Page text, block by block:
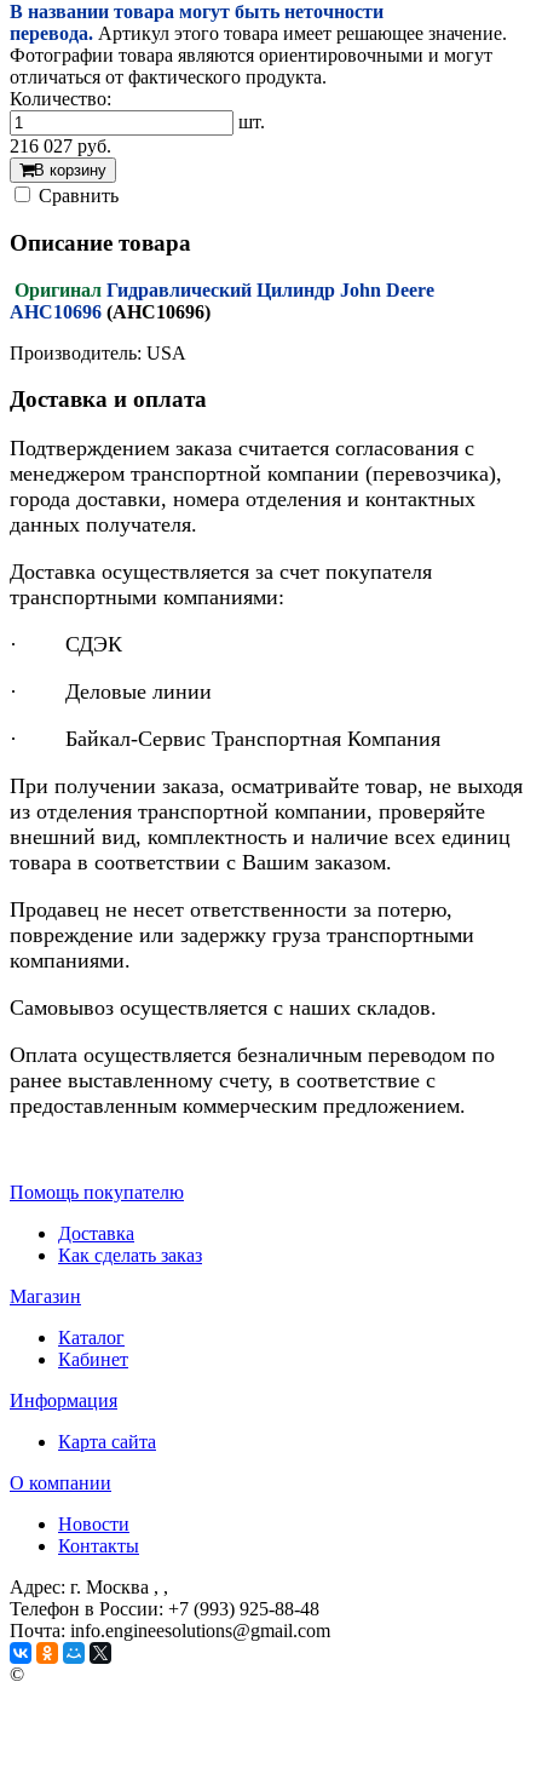
В названии товара могут быть неточности
перевода. Артикул этого товара имеет решающее значение.
Фотографии товара являются ориентировочными и могут
отличаться от фактического продукта.
Количество:
шт.
216 027 руб.
В корзину
Cравнить
Описание товара
Оригинал Гидравлический Цилиндр John Deere
AHC10696 (AHC10696)
Производитель: USA
Доставка и оплата
Подтверждением заказа считается согласования с
менеджером транспортной компании (перевозчика),
города доставки, номера отделения и контактных
данных получателя.
Доставка осуществляется за счет покупателя
транспортными компаниями:
· СДЭК
· Деловые линии
· Байкал-Сервис Транспортная Компания
При получении заказа, осматривайте товар, не выходя
из отделения транспортной компании, проверяйте
внешний вид, комплектность и наличие всех единиц
товара в соответствии с Вашим заказом.
Продавец не несет ответственности за потерю,
повреждение или задержку груза транспортными
компаниями.
Самовывоз осуществляется с наших складов.
Оплата осуществляется безналичным переводом по
ранее выставленному счету, в соответствие с
предоставленным коммерческим предложением.
Помощь покупателю
Доставка
Как сделать заказ
Магазин
Каталог
Кабинет
Информация
Карта сайта
О компании
Новости
Контакты
Адрес: г. Москва , ,
Телефон в России: +7 (993) 925-88-48
Почта: info.engineesolutions@gmail.com
©